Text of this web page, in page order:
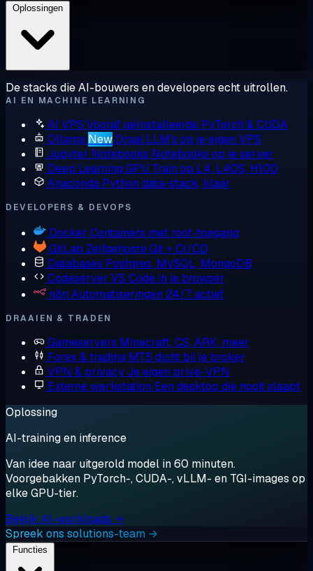
De stacks die AI-bouwers en developers echt uitrollen.
AI EN MACHINE LEARNING
AI VPS Vooraf geïnstalleerde PyTorch & CUDA
Ollama New Draai LLM's op je eigen VPS
Jupyter Notebooks Notebooks op je server
Deep Learning GPU Train op L4, L40S, H100
Anaconda Python data-stack, klaar
DEVELOPERS & DEVOPS
Docker Containers met root-toegang
GitLab Zelfgehoste Git + CI/CD
Databases Postgres, MySQL, MongoDB
Codeserver VS Code in je browser
n8n Automatiseringen 24/7 actief
DRAAIEN & TRADEN
Gameservers Minecraft, CS, ARK, meer
Forex & trading MT5 dicht bij je broker
VPN & privacyJe eigen privé-VPN
Externe werkstation Een desktop die nooit slaapt
Oplossing
AI-training en inference
Van idee naar uitgerold model in 60 minuten.
Voorgebakken PyTorch-, CUDA-, vLLM- en TGI-images op
elke GPU-tier.
Bekijk AI-workloads →
Spreek ons solutions-team →